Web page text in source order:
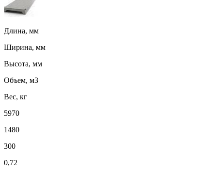
Длина, мм
Ширина, мм
Высота, мм
Объем, м3
Вес, кг
5970
1480
300
0,72